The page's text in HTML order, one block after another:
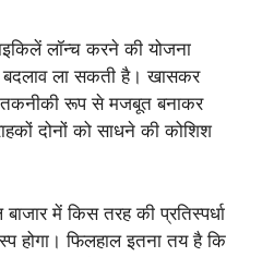
लॉन्च करने की योजना
बदलाव ला सकती है। खासकर
रूप से मजबूत बनाकर
दोनों को साधने की कोशिश
में किस तरह की प्रतिस्पर्धा
होगा। फिलहाल इतना तय है कि